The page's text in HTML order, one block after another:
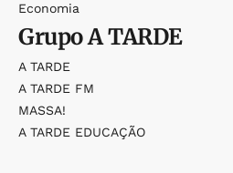
Economia
GrupoA TARDE
A TARDE
A TARDE FM
MASSA!
A TARDE EDUCAÇÃO